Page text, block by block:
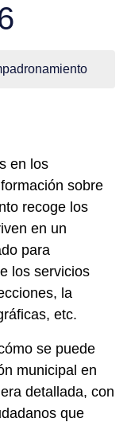
en los
sobre
recoge los
en un
para
los servicios
la
etc.
se puede
municipal en
detallada, con
que